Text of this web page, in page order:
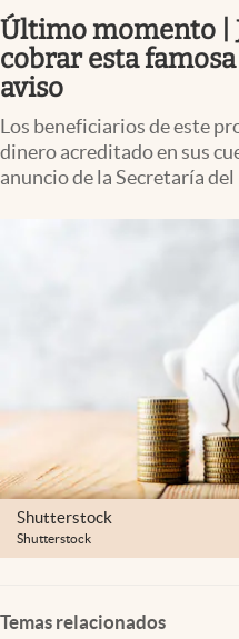
Brand Strategy
Pc y celular
Vida y estilo
Tv
Clima
Último momento |
cobrar esta
aviso
Los beneficiarios de este
dinero acreditado en sus
anuncio de la Secretaría
Shutterstock
Shutterstock
Temas relacionados